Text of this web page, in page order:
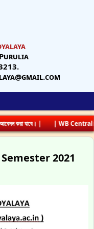
করা যাবে। | | WB
2021